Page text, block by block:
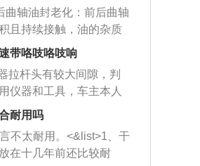
果是因为积碳过多引起
将三元催化器泡在草酸
况得到解决，将清洗剂
与燃油混合后，车辆启
汽油一起进入到燃烧
气排出，就可以让三元
，排气管堵塞的情况就
往右同样也要打相同的
、最后强调要反复练
形成肌肉记忆，在真实
需要记忆也能打好方
曲轴油封老化：前后曲轴
且持续接触，油的杂质
温度变化使其密封效果
渗油或漏油。<&list>2、
积碳会使活塞环与缸体
致机油流入燃烧室中，
、机油粘度。使用
话，同样会有烧机油现
小具有很好的流动性，
带咯吱咯吱响
拉杆头有较大间隙，判
仪器和工具，车主本人
将车辆送到修理厂或4s
辆半轴套管防尘罩破
现漏油现象，使半轴磨
半轴容易损坏，产生异
耐用吗
不太耐用。<&list>1、干
在十几年前还比较耐